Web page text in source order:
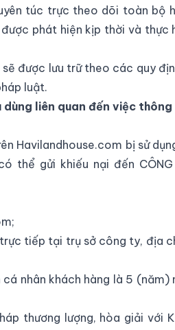
túc trực theo dõi toàn bộ
phát hiện kịp thời và thực
được lưu trữ theo các quy
luật.
liên quan đến việc
Havilandhouse.com bị sử
thể gửi khiếu nại đến CÔNG
tiếp tại trụ sở công ty, địa
nhân khách hàng là 5 (năm)
thương lượng, hòa giải với